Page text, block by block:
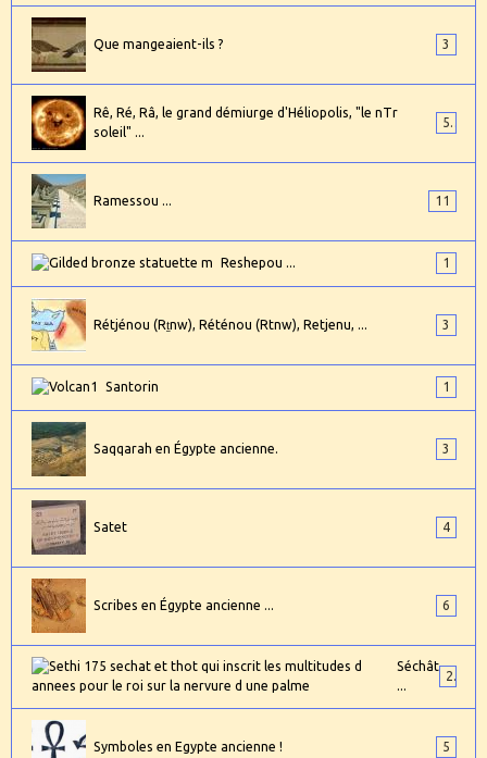
Que mangeaient-ils ? 3
Rê, Ré, Râ, le grand démiurge d'Héliopolis, "le nTr
soleil" ...
5
Ramessou ... 11
Reshepou ... 1
Rétjénou (Rṯnw), Réténou (Rtnw), Retjenu, ... 3
Santorin 1
Saqqarah en Égypte ancienne. 3
Satet 4
Scribes en Égypte ancienne ... 6
Séchât
...
2
Symboles en Egypte ancienne ! 5